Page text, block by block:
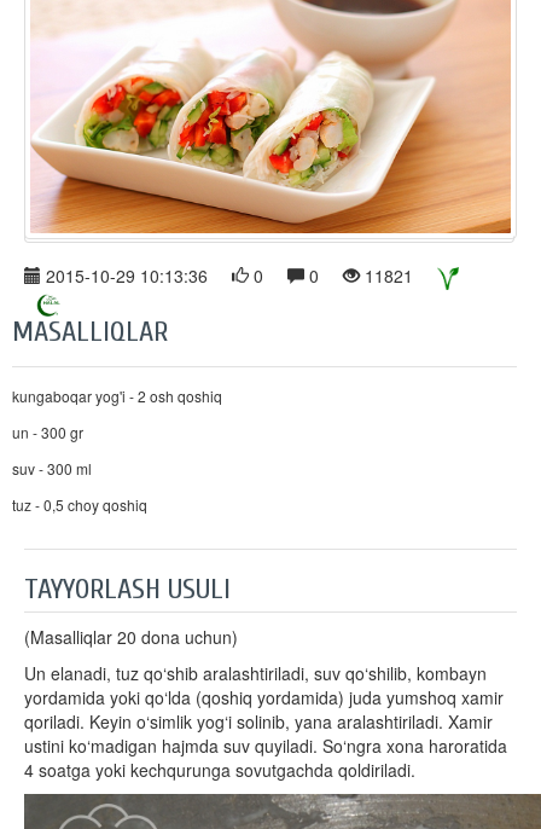
2015-10-29 10:13:36 0 0 11821
MASALLIQLAR
kungaboqar yog'i - 2 osh qoshiq
un - 300 gr
suv - 300 ml
tuz - 0,5 choy qoshiq
TAYYORLASH USULI
(Masalliqlar 20 dona uchun)
Un elanadi, tuz qo‘shib aralashtiriladi, suv qo‘shilib, kombayn
yordamida yoki qo‘lda (qoshiq yordamida) juda yumshoq xamir
qoriladi. Keyin o‘simlik yog‘i solinib, yana aralashtiriladi. Xamir
ustini ko‘madigan hajmda suv quyiladi. So‘ngra xona haroratida
4 soatga yoki kechqurunga sovutgachda qoldiriladi.